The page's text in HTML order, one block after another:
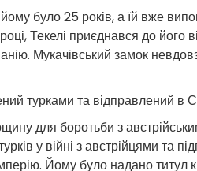
було 25 років, а їй вже
Текелі приєднався до його
Мукачівський замок
турками та відправлений в
для боротьби з
у війні з австрійцями та
Йому було надано титул